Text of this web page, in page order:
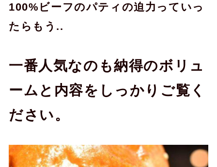
100%ビーフのパティの迫力っていっ
たらもう..
一番人気なのも納得のボリュ
ームと内容をしっかりご覧く
ださい。